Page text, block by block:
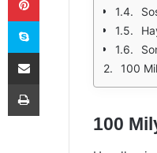
100
100
Skype
E-Posta ile paylaş